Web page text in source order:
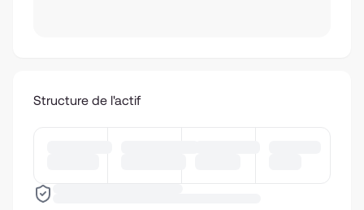
Structure de l'actif